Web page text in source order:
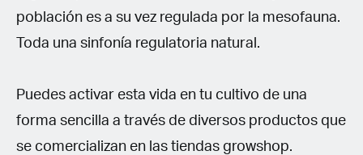
población es a su vez regulada por la mesofauna.
Toda una sinfonía regulatoria natural.
Puedes activar esta vida en tu cultivo de una
forma sencilla a través de diversos productos que
se comercializan en las tiendas growshop.